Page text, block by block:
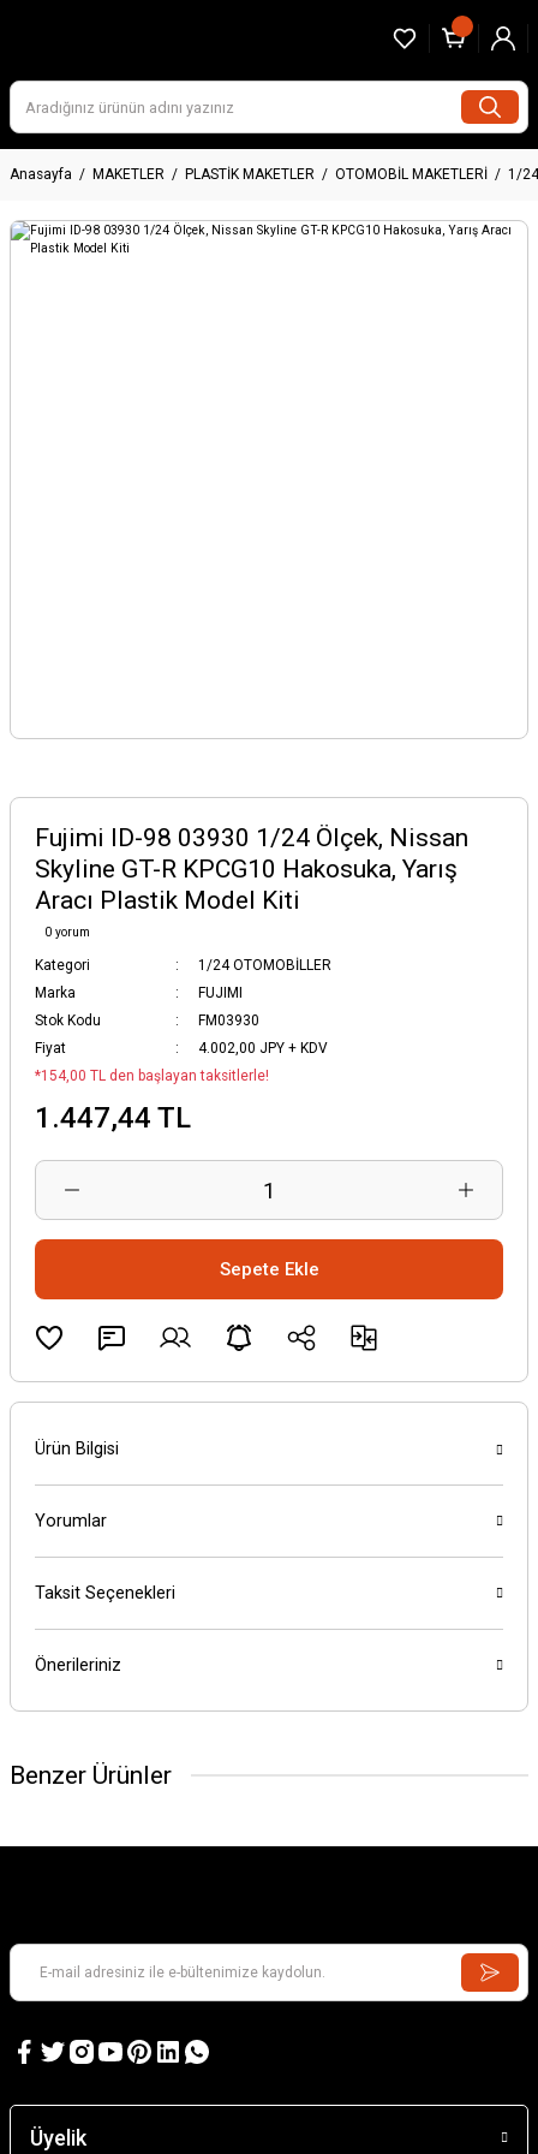
Anasayfa MAKETLER PLASTİK MAKETLER OTOMOBİL MAKETLERİ 1/
Fujimi ID-98 03930 1/24 Ölçek, Nissan
Skyline GT-R KPCG10 Hakosuka, Yarış
Aracı Plastik Model Kiti
0 yorum
Kategori
1/24 OTOMOBİLLER
Marka
FUJIMI
Stok Kodu
FM03930
Fiyat
4.002,00 JPY + KDV
*154,00 TL den başlayan taksitlerle!
1.447,44 TL
Sepete Ekle
Ürün Bilgisi
Yorumlar
Taksit Seçenekleri
Önerileriniz
Benzer Ürünler
Üyelik